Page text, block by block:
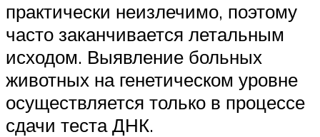
практически неизлечимо, поэтому
часто заканчивается летальным
исходом. Выявление больных
животных на генетическом уровне
осуществляется только в процессе
сдачи теста ДНК.